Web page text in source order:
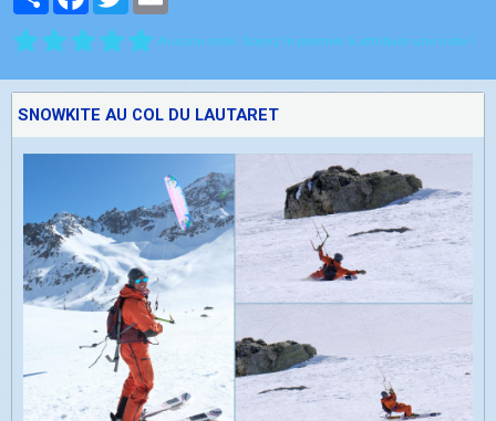
Aucune note. Soyez le premier à attribuer une note !
SNOWKITE AU COL DU LAUTARET